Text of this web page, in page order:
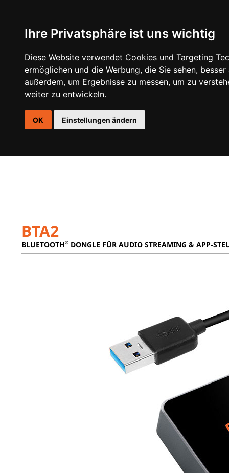
Ihre Privatsphäre ist uns wichtig
Diese Website verwendet Cookies und Targeting
ermöglichen und die Werbung, die Sie sehen,
außerdem, um Ergebnisse zu messen, um zu
weiter zu entwickeln.
OK Einstellungen ändern
DSP VERSTÄRKER LAUTSPRECHER AKTIVE
BTA2
BLUETOOTH® DONGLE FÜR AUDIO STREAMING & APP-